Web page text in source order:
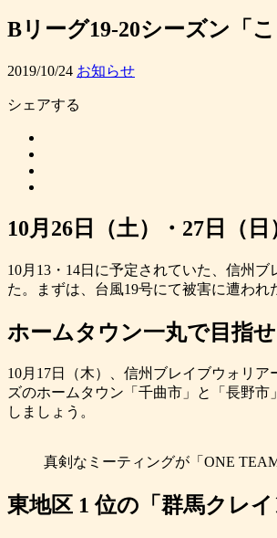
Bリーグ19-20シーズン
2019/10/24 お知らせ
シェアする
10月26日（土）・27日（
10月13・14日に予定されていた、信州
た。まずは、台風19号にて被害に遭われ
ホームタウン一丸で目指
10月17日（木）、信州ブレイブウォリ
ズのホームタウン「千曲市」と「長野
しましょう。
真剣なミーティングが「ONE
東地区 1 位の「群馬クレ